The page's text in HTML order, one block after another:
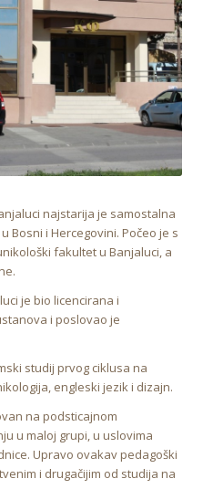
najstarija je samostalna
Bosni i Hercegovini. Počeo je s
fakultet u Banjaluci, a
je bio licencirana i
i poslovao je
studij prvog ciklusa na
engleski jezik i dizajn.
na podsticajnom
u maloj grupi, u uslovima
Upravo ovakav pedagoški
i drugačijim od studija na